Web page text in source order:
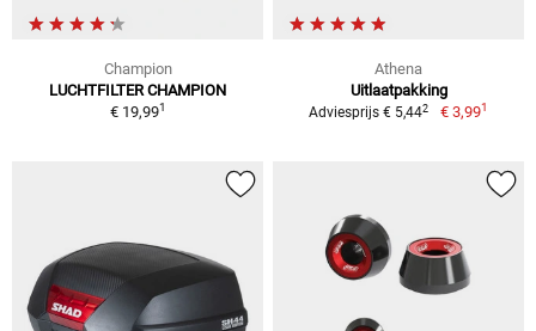
Champion
LUCHTFILTER CHAMPION
€ 19,991
Athena
Uitlaatpakking
Adviesprijs € 5,442 € 3,991